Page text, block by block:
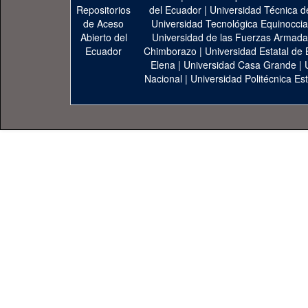
del Ecuador| Universidad Técnica
Universidad Tecnológica
Universidad de las Fuerzas
Chimborazo | Universidad Estatal de
Elena | Universidad Casa Grande |
Nacional | Universidad Politécnica